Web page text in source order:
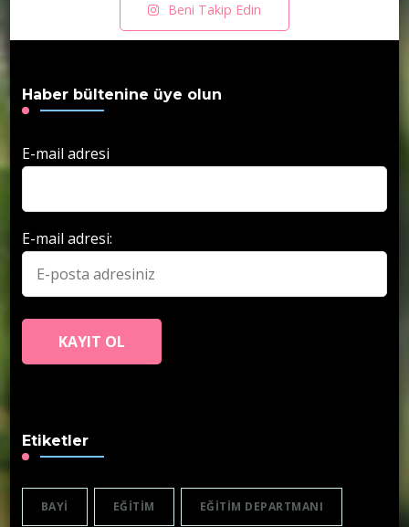
Beni Takip Edin
Haber bültenine üye olun
E-mail adresi
E-mail adresi:
Etiketler
BAYI EĞITIM EĞITIM DEPARTMANI